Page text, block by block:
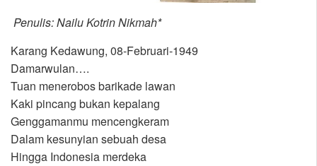
Penulis: Nailu Kotrin Nikmah*
Karang Kedawung, 08-Februari-1949
Damarwulan….
Tuan menerobos barikade lawan
Kaki pincang bukan kepalang
Genggamanmu mencengkeram
Dalam kesunyian sebuah desa
Hingga Indonesia merdeka